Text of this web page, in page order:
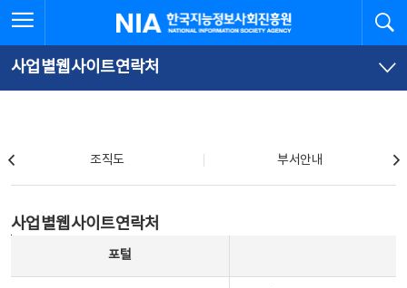
문
로
가
체
뉴
바
가
한국지능정보사회진흥원
사업별웹사이트연락처
조직도 부서안내
사업별웹사이트연락처
포털